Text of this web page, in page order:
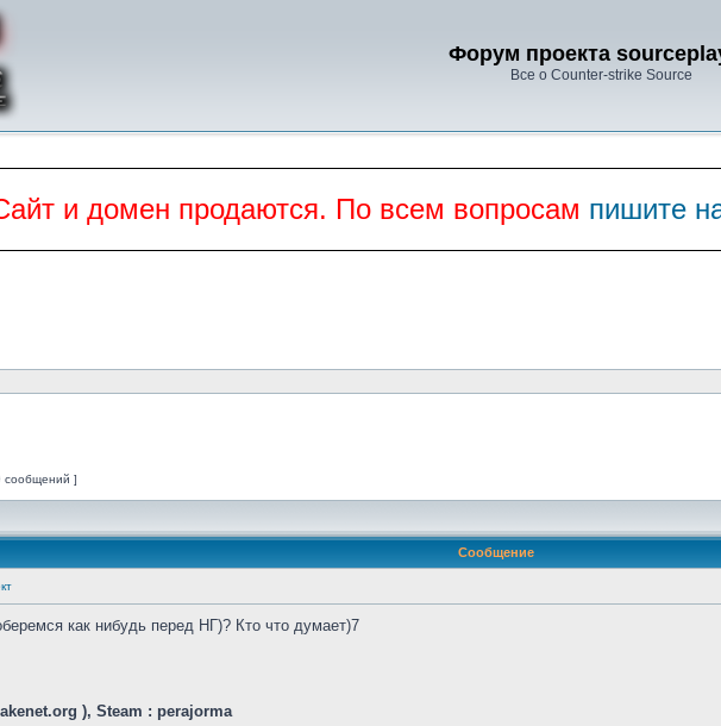
Форум проекта
Все о Counter-strike Source
и домен продаются. По всем вопросам пишите
сообщений ]
Сообщение
как нибудь перед НГ)? Кто что думает)7
), Steam : perajorma